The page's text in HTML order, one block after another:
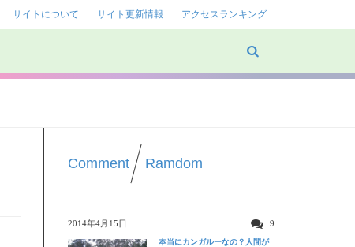
サイトについて サイト更新情報 アクセスランキング
Comment Ramdom
2014年4月15日 9
本当にカンガルーなの？人間が